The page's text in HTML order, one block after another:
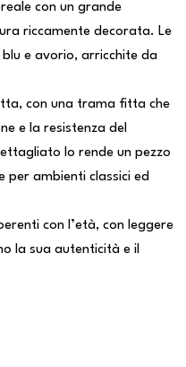
con un grande
riccamente decorata. Le
e avorio, arricchite da
con una trama fitta che
e la resistenza del
lo rende un pezzo
per ambienti classici ed
con l’età, con leggere
la sua autenticità e il